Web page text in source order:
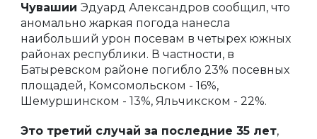
Чувашии Эдуард Александров сообщил, что
аномально жаркая погода нанесла
наибольший урон посевам в четырех южных
районах республики. В частности, в
Батыревском районе погибло 23% посевных
площадей, Комсомольском - 16%,
Шемуршинском - 13%, Яльчикском - 22%.
Это третий случай за последние 35 лет,